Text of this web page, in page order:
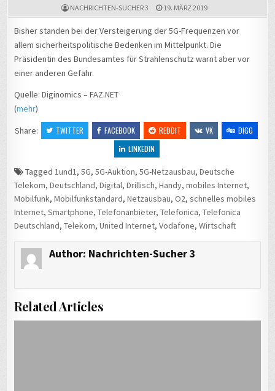
NACHRICHTEN-SUCHER 3 19. MÄRZ 2019
Bisher standen bei der Versteigerung der 5G-Frequenzen vor
allem sicherheitspolitische Bedenken im Mittelpunkt. Die
Präsidentin des Bundesamtes für Strahlenschutz warnt aber vor
einer anderen Gefahr.
Quelle: Diginomics – FAZ.NET
(mehr)
Share:
TWITTER FACEBOOK REDDIT VK
DIGG
LINKEDIN
Tagged1und1,5G,5G-Auktion,5G-Netzausbau,Deutsche
Telekom,Deutschland,Digital,Drillisch,Handy,mobiles Internet,
Mobilfunk,Mobilfunkstandard,Netzausbau,O2,schnelles mobiles
Internet,Smartphone,Telefonanbieter,Telefonica,Telefonica
Deutschland,Telekom,United Internet,Vodafone,Wirtschaft
Author: Nachrichten-Sucher 3
Related Articles